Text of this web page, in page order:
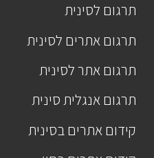
תרגום לסינית
תרגום אתרים לסינית
תרגום אתר לסינית
תרגום אנגלית סינית
קידום אתרים בסינית